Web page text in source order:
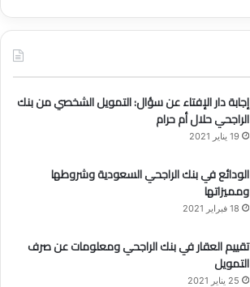
إجابة دار الإفتاء عن سؤال: التمويل الشخصي من بنك
الراجحي حلال أم حرام
19 يناير 2021
الودائع في بنك الراجحي السعودية وشروطها
ومميزاتها
18 فبراير 2021
تقييم العقار في بنك الراجحي ومعلومات عن صرف
التمويل
25 يناير 2021